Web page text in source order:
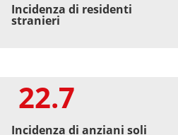
Incidenza di residenti
stranieri
22.7
Incidenza di anziani soli